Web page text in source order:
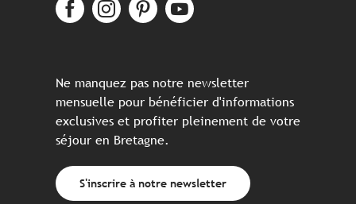
Ne manquez pas notre newsletter
mensuelle pour bénéficier d'informations
exclusives et profiter pleinement de votre
séjour en Bretagne.
S'inscrire à notre newsletter